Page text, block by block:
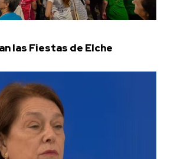
las Fiestas de Elche